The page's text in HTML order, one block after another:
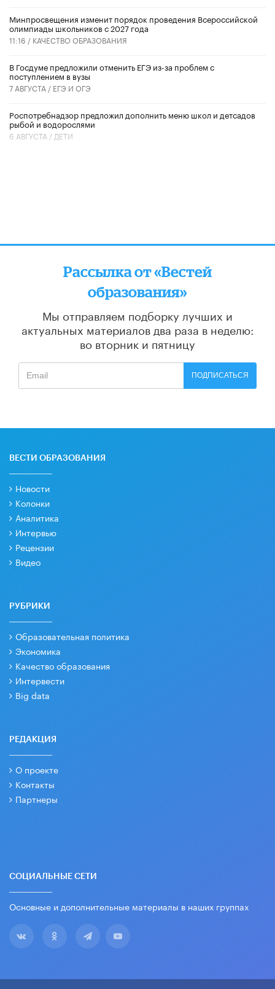
Минпросвещения изменит порядок проведения Всероссийской
олимпиады школьников с 2027 года
11:16 / КАЧЕСТВО ОБРАЗОВАНИЯ
В Госдуме предложили отменить ЕГЭ из-за проблем с
поступлением в вузы
7 АВГУСТА / ЕГЭ И ОГЭ
Роспотребнадзор предложил дополнить меню школ и детсадов
рыбой и водорослями
6 АВГУСТА / ДЕТИ
Рассылка от «Вестей
образования»
Мы отправляем подборку лучших и
актуальных материалов два раза в неделю:
во вторник и пятницу
ПОДПИСАТЬСЯ
ВЕСТИ ОБРАЗОВАНИЯ
Новости
Колонки
Аналитика
Интервью
Рецензии
Видео
РУБРИКИ
Образовательная политика
Экономика
Качество образования
Интервести
Big data
РЕДАКЦИЯ
О проекте
Контакты
Партнеры
СОЦИАЛЬНЫЕ СЕТИ
Основные и дополнительные материалы в наших группах